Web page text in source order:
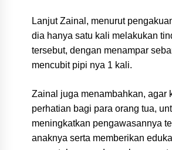
Lanjut Zainal, menurut
dia hanya satu kali melakukan
tersebut, dengan menampar
mencubit pipi nya 1 kali.
Zainal juga menambahkan, agar
perhatian bagi para orang tua,
meningkatkan pengawasannya
anaknya serta memberikan